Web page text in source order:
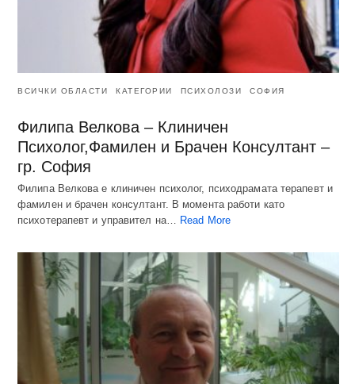
ВСИЧКИ ОБЛАСТИ КАТЕГОРИИ ПСИХОЛОЗИ СОФИЯ
Филипа Велкова – Клиничен
Психолог,Фамилен и Брачен Консултант –
гр. София
Филипа Велкова е клиничен психолог, психодрамата терапевт и
фамилен и брачен консултант. В момента работи като
психотерапевт и управител на…
Read More